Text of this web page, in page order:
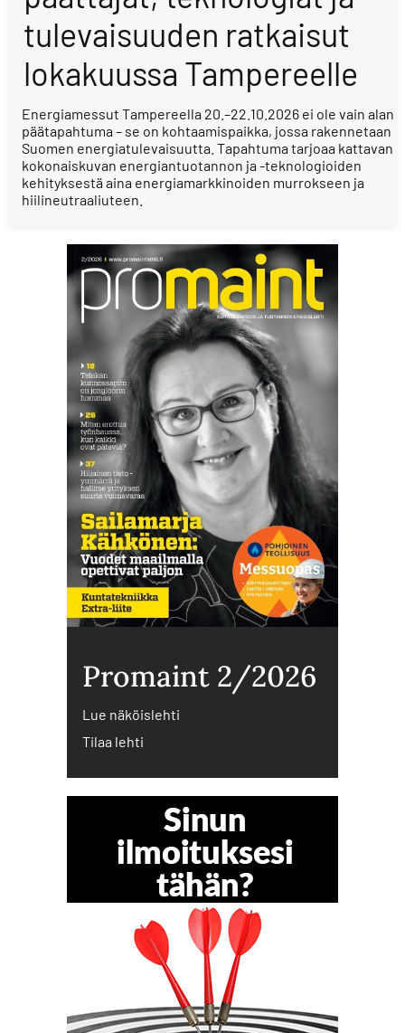
tulevaisuuden ratkaisut
lokakuussa Tampereelle
Energiamessut Tampereella 20.–22.10.2026 ei ole vain alan
päätapahtuma – se on kohtaamispaikka, jossa rakennetaan
Suomen energiatulevaisuutta. Tapahtuma tarjoaa kattavan
kokonaiskuvan energiantuotannon ja -teknologioiden
kehityksestä aina energiamarkkinoiden murrokseen ja
hiilineutraaliuteen.
Promaint 2/2026
Lue näköislehti
Tilaa lehti